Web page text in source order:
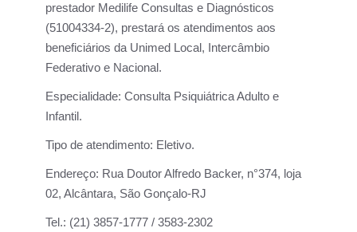
prestador Medilife Consultas e Diagnósticos
(51004334-2), prestará os atendimentos aos
beneficiários da Unimed Local, Intercâmbio
Federativo e Nacional.
Especialidade: Consulta Psiquiátrica Adulto e
Infantil.
Tipo de atendimento: Eletivo.
Endereço: Rua Doutor Alfredo Backer, n°374, loja
02, Alcântara, São Gonçalo-RJ
Tel.: (21) 3857-1777 / 3583-2302